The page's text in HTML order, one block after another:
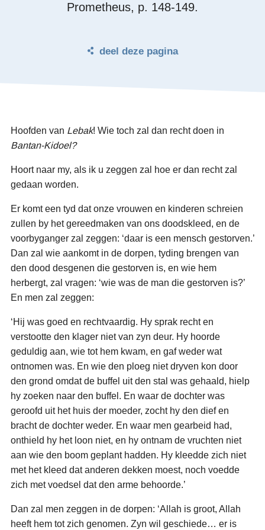
Prometheus, p. 148-149.
deel deze pagina
Hoofden van Lebak! Wie toch zal dan recht doen in
Bantan-Kidoel?
Hoort naar my, als ik u zeggen zal hoe er dan recht zal
gedaan worden.
Er komt een tyd dat onze vrouwen en kinderen schreien
zullen by het gereedmaken van ons doodskleed, en de
voorbyganger zal zeggen: ‘daar is een mensch gestorven.’
Dan zal wie aankomt in de dorpen, tyding brengen van
den dood desgenen die gestorven is, en wie hem
herbergt, zal vragen: ‘wie was de man die gestorven is?’
En men zal zeggen:
‘Hij was goed en rechtvaardig. Hy sprak recht en
verstootte den klager niet van zyn deur. Hy hoorde
geduldig aan, wie tot hem kwam, en gaf weder wat
ontnomen was. En wie den ploeg niet dryven kon door
den grond omdat de buffel uit den stal was gehaald, hielp
hy zoeken naar den buffel. En waar de dochter was
geroofd uit het huis der moeder, zocht hy den dief en
bracht de dochter weder. En waar men gearbeid had,
onthield hy het loon niet, en hy ontnam de vruchten niet
aan wie den boom geplant hadden. Hy kleedde zich niet
met het kleed dat anderen dekken moest, noch voedde
zich met voedsel dat den arme behoorde.’
Dan zal men zeggen in de dorpen: ‘Allah is groot, Allah
heeft hem tot zich genomen. Zyn wil geschiede… er is